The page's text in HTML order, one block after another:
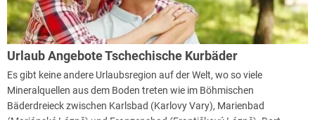
Urlaub Angebote Tschechische Kurbäder
Es gibt keine andere Urlaubsregion auf der Welt, wo so viele
Mineralquellen aus dem Boden treten wie im Böhmischen
Bäderdreieck zwischen Karlsbad (Karlovy Vary), Marienbad
(Mariánské Lázně) und Franzensbad (Františkový Lázně). Dort